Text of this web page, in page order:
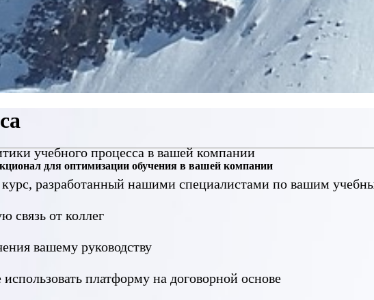
для оптимизации обучения в вашей компании
учебного процесса в вашей компании
разработанный нашими специалистами по вашим
связь от коллег
вашему руководству
платформу на договорной основе